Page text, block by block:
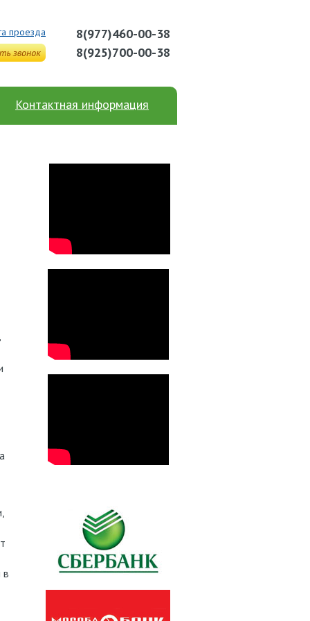
проезда
8(977)460-00-38
8(925)700-00-38
Контактная информация
в